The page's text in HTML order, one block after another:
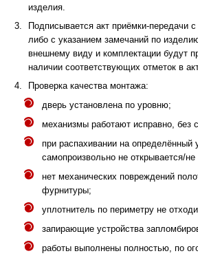
изделия.
Подписывается акт приёмки-передачи
либо с указанием замечаний по
внешнему виду и комплектации будут
наличии соответствующих отметок в
Проверка качества монтажа:
дверь установлена по уровню;
механизмы работают исправно, без
при распахивании на определённый
самопроизвольно не открывается/не
нет механических повреждений
фурнитуры;
уплотнитель по периметру не
запирающие устройства
работы выполнены полностью, по